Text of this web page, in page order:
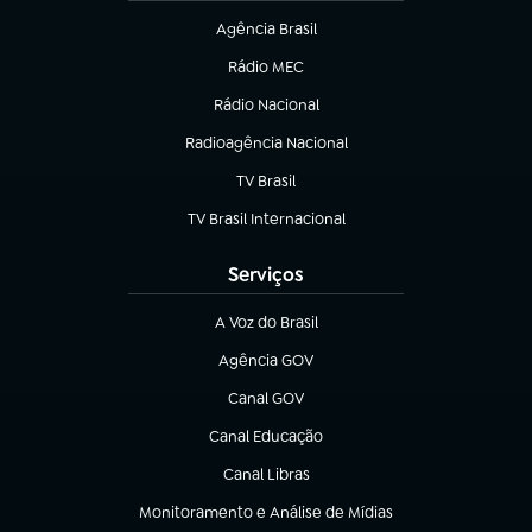
Agência Brasil
(abre em nova aba)
Rádio MEC
(abre em nova aba)
Rádio Nacional
Radioagência Nacional
(abre em nova aba)
TV Brasil
(abre em nova aba)
TV Brasil Internacional
(abre em nova aba)
Serviços
A Voz do Brasil
(abre em nova aba)
Agência GOV
(abre em nova aba)
Canal GOV
(abre em nova aba)
Canal Educação
(abre em nova aba)
Canal Libras
(abre em nova aba)
Monitoramento e Análise de Mídias
(abre em nova aba)